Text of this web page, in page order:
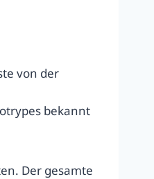
von der
bekannt
Der gesamte